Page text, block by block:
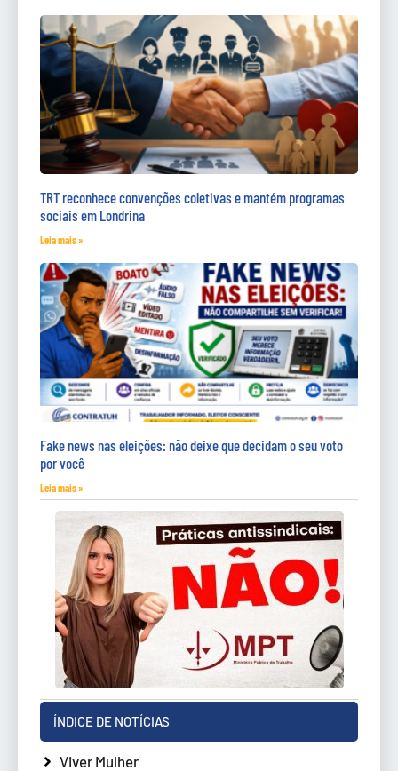
TRT reconhece convenções coletivas e mantém programas
sociais em Londrina
Leia mais »
Fake news nas eleições: não deixe que decidam o seu voto
por você
Leia mais »
ÍNDICE DE NOTÍCIAS
Viver Mulher